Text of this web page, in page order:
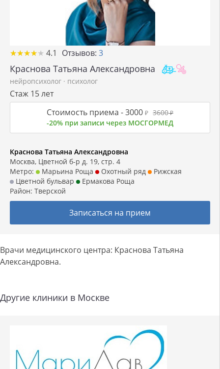
★★★★★
★★★★★ 4.1 Отзывов: 3
Краснова Татьяна Александровна
нейропсихолог · психолог
Стаж 15 лет
Стоимость приема -3000 ₽ 3600₽
-20% при записи через МОСГОРМЕД
Краснова Татьяна Александровна
Москва, Цветной б-р д. 19, стр. 4
Метро:
Марьина Роща Охотный ряд
Рижская
Цветной бульвар
Ермакова Роща
Район: Тверской
Записаться на прием
Врачи медицинского центра: Краснова Татьяна
Александровна.
Другие клиники в Москве